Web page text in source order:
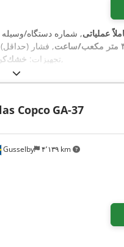
عملیاتی, شماره دستگاه/وسیله
, فشار
تجهیزات: خشك‌كن ,
Gusselby ۴٬۱۳۹ km
Copco GA-37